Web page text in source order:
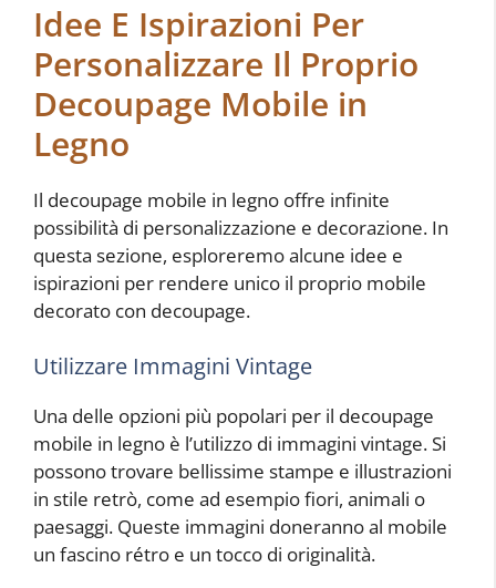
Idee E Ispirazioni Per
Personalizzare Il Proprio
Decoupage Mobile in
Legno
Il decoupage mobile in legno offre infinite
possibilità di personalizzazione e decorazione. In
questa sezione, esploreremo alcune idee e
ispirazioni per rendere unico il proprio mobile
decorato con decoupage.
Utilizzare Immagini Vintage
Una delle opzioni più popolari per il decoupage
mobile in legno è l’utilizzo di immagini vintage. Si
possono trovare bellissime stampe e illustrazioni
in stile retrò, come ad esempio fiori, animali o
paesaggi. Queste immagini doneranno al mobile
un fascino rétro e un tocco di originalità.